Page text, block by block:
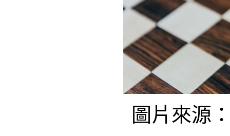
圖片來源